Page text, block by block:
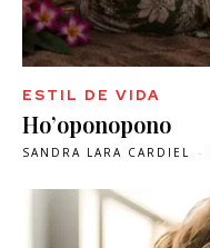
ESTIL DE VIDA
Ho’oponopono
SANDRA LARA CARDIEL -